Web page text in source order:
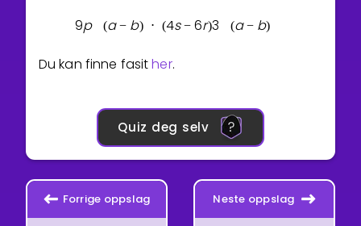
9p (a − b) ⋅ (4s − 6r)3 (a − b)
Du kan finne fasither.
Quiz deg selv
Forrige oppslag Neste oppslag